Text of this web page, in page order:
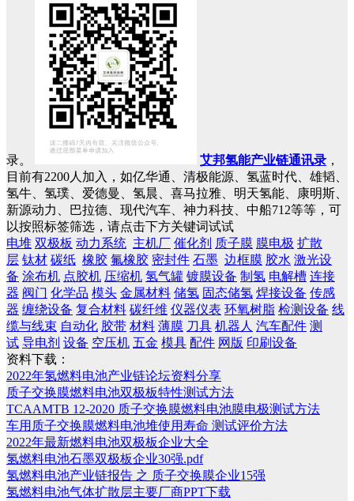
录。 艾邦氢能产业链通讯录 ，
目前有2200人加入，如亿华通、清极能源、氢蓝时代、雄韬、
氢牛、氢璞、爱德曼、氢晨、喜马拉雅、明天氢能、康明斯、
新源动力、巴拉德、现代汽车、神力科技、中船712等等，可
以按照标签筛选，请点击下方关键词试试
电堆 双极板 动力系统 主机厂 催化剂 质子膜 膜电极 扩散
层 钛材 碳纸 橡胶 氟橡胶 密封件 石墨 边框膜 胶水 激光设
备 涂布机 点胶机 压缩机 氢气罐 镀膜设备 制氢 电解槽 连接
器 阀门 化学品 模头 金属材料 储氢 固态储氢 焊接设备 传感
器 缠绕设备 复合材料 碳纤维 仪器仪表 环氧树脂 检测设备 线
缆与线束 自动化 胶带 材料 薄膜 刀具 机器人 汽车配件 测
试 导电剂 设备 空压机 五金 模具 配件 网版 印刷设备
资料下载：
2022年氢燃料电池产业链论坛资料分享
质子交换膜燃料电池双极板特性测试方法
TCAAMTB 12-2020 质子交换膜燃料电池膜电极测试方法
车用质子交换膜燃料电池堆使用寿命 测试评价方法
2022年最新燃料电池双极板企业大全
氢燃料电池石墨双极板企业30强.pdf
氢燃料电池产业链报告 之 质子交换膜企业15强
氢燃料电池气体扩散层主要厂商PPT下载